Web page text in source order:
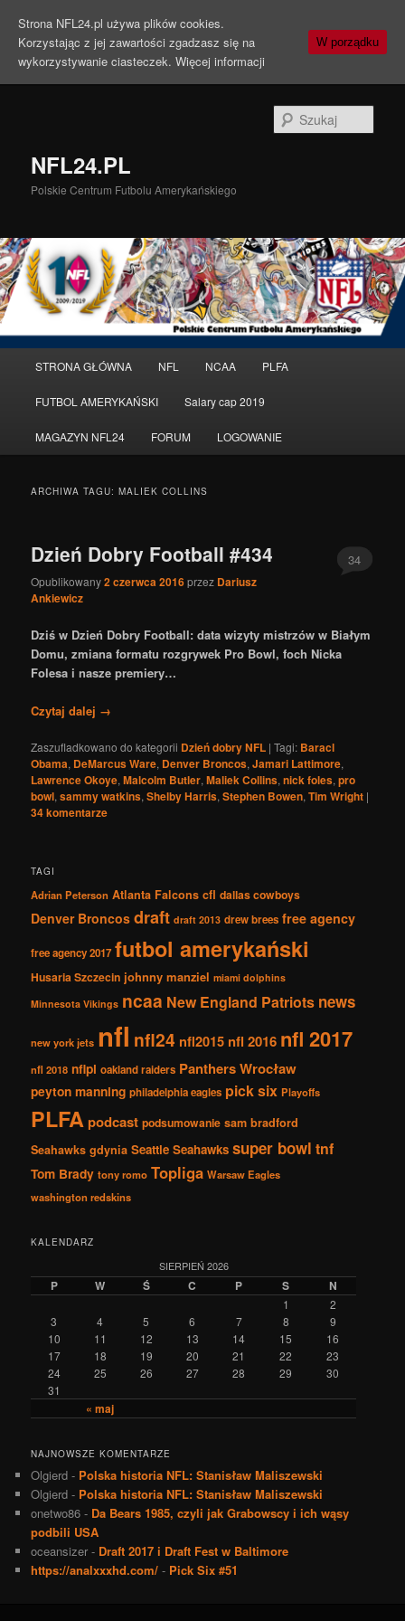
NFL24.PL
Polskie Centrum Futbolu Amerykańskiego
główne
Przeskocz
do
tekstu
Przeskocz
do
widgetów
STRONA GŁÓWNA NFL NCAA PLFA
FUTBOL AMERYKAŃSKI Salary cap 2019
MAGAZYN NFL24 FORUM LOGOWANIE
ARCHIWA TAGU:MALIEK COLLINS
Dzień Dobry Football #434
Opublikowany2 czerwca 2016przez Dariusz
Ankiewicz
34
Dziś w Dzień Dobry Football: data wizyty mistrzów w Białym
Domu, zmiana formatu rozgrywek Pro Bowl, foch Nicka
Folesa i nasze premiery…
Czytaj dalej →
Zaszufladkowano do kategorii Dzień dobry NFL |Tagi: Baracl
Obama, DeMarcus Ware, Denver Broncos,Jamari Lattimore,
Lawrence Okoye,Malcolm Butler,Maliek Collins,nick foles,pro
bowl,sammy watkins,Shelby Harris,Stephen Bowen,Tim Wright |
34komentarze
TAGI
Adrian Peterson Atlanta Falcons cfl dallas cowboys
Denver Broncos draft draft 2013 drew brees free agency
free agency 2017 futbol amerykański
Husaria Szczecin johnny manziel miami dolphins
Minnesota Vikings ncaa New England Patriots news
new york jets nfl nfl24 nfl2015 nfl 2016 nfl 2017
nfl 2018 nflpl oakland raiders Panthers Wrocław
peyton manning philadelphia eagles pick six Playoffs
PLFApodcast podsumowanie sam bradford
Seahawks gdynia Seattle Seahawks super bowl tnf
Tom Brady tony romo Topliga Warsaw Eagles
washington redskins
KALENDARZ
SIERPIEŃ 2026
P W Ś C P S N
« maj
1
2
3
4 5 6 7 8
9
10
11 12 13 14 15
16
17
18 19 20 21 22
23
24
25 26 27 28 29
30
31
NAJNOWSZE KOMENTARZE
Olgierd - Polska historia NFL: Stanisław Maliszewski
Olgierd - Polska historia NFL: Stanisław Maliszewski
onetwo86 - Da Bears 1985, czyli jak Grabowscy i ich wąsy
podbili USA
oceansizer - Draft 2017 i Draft Fest w Baltimore
https://analxxxhd.com/ - Pick Six #51
Strona NFL24.pl używa plików cookies.
Korzystając z jej zawartości zgadzasz się na
wykorzystywanie ciasteczek. Więcej informacji
W porządku